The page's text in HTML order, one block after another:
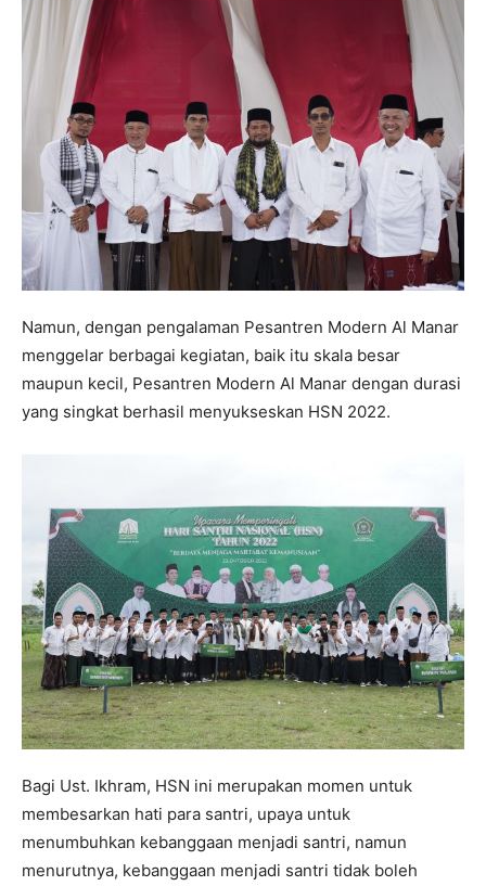
Namun, dengan pengalaman Pesantren Modern Al Manar
menggelar berbagai kegiatan, baik itu skala besar
maupun kecil, Pesantren Modern Al Manar dengan durasi
yang singkat berhasil menyukseskan HSN 2022.
Bagi Ust. Ikhram, HSN ini merupakan momen untuk
membesarkan hati para santri, upaya untuk
menumbuhkan kebanggaan menjadi santri, namun
menurutnya, kebanggaan menjadi santri tidak boleh